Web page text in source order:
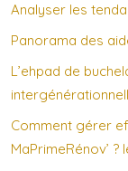
Analyser les
Panorama des
L’ehpad de
Comment gérer
MaPrimeRénov’